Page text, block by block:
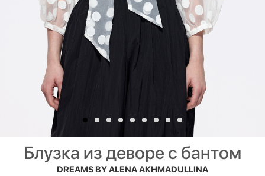
Блузка из деворе с бантом
DREAMS BY ALENA AKHMADULLINA